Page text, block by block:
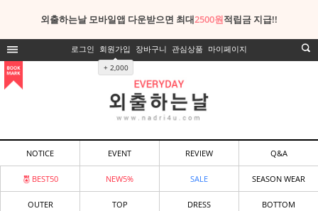
외출하는날 모바일앱 다운받으면 최대2500원적립금 지급!!
로그인 회원가입
+ 2,000
장바구니 관심상품 마이페이지
NOTICE EVENT REVIEW Q&A
BEST50 NEW5% SALE SEASON WEAR
OUTER TOP DRESS BOTTOM